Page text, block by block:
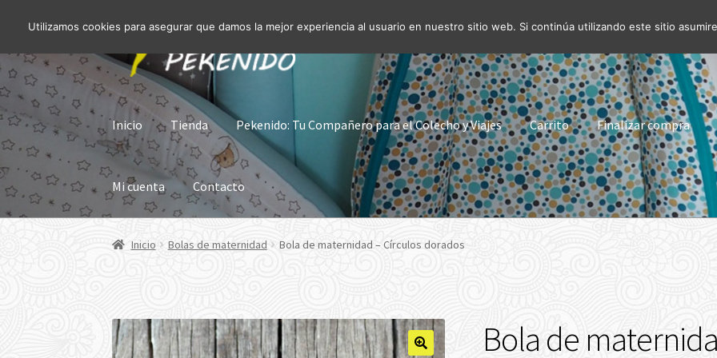
a
la
navegación
al
contenido
Inicio Tienda Pekenido: Tu Compañero para el Colecho y Viajes Carrito Finalizar compra
Mi cuenta Contacto
Inicio Bolas de maternidad Bola de maternidad – Círculos dorados
Bola de
Utilizamos cookies para asegurar que damos la mejor experiencia al usuario en nuestro sitio web. Si continúa utilizando este sitio